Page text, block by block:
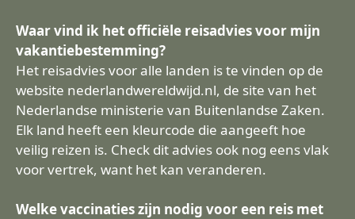
Waar vind ik het officiële reisadvies voor mijn
vakantiebestemming?
Het reisadvies voor alle landen is te vinden op de
website nederlandwereldwijd.nl, de site van het
Nederlandse ministerie van Buitenlandse Zaken.
Elk land heeft een kleurcode die aangeeft hoe
veilig reizen is. Check dit advies ook nog eens vlak
voor vertrek, want het kan veranderen.
Welke vaccinaties zijn nodig voor een reis met